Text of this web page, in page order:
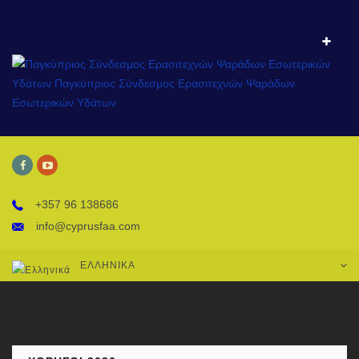
+357 96 138686
info@cyprusfaa.com
ΕΛΛΗΝΙΚΆ